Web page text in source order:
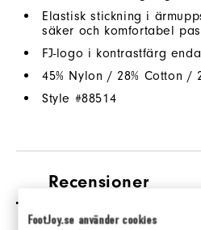
FootJoy.se använder cookies
Elastisk stickning i
säker och komfortabel
FJ-logo i kontrastfärg
45% Nylon / 28% Cotton /
Style #88514
Recensioner